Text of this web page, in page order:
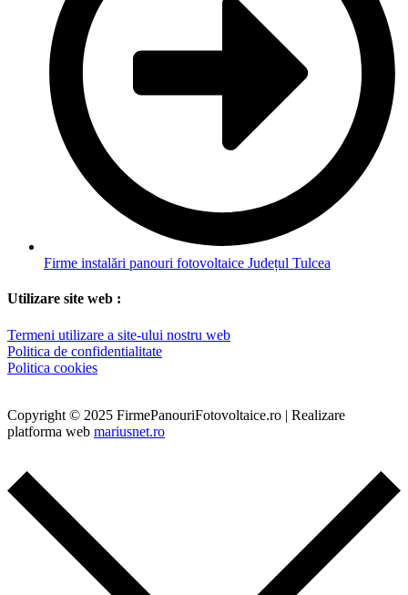
Firme instalări panouri fotovoltaice Județul Tulcea
Utilizare site web :
Termeni utilizare a site-ului nostru web
Politica de confidentialitate
Politica cookies
Copyright © 2025 FirmePanouriFotovoltaice.ro | Realizare
platforma web mariusnet.ro